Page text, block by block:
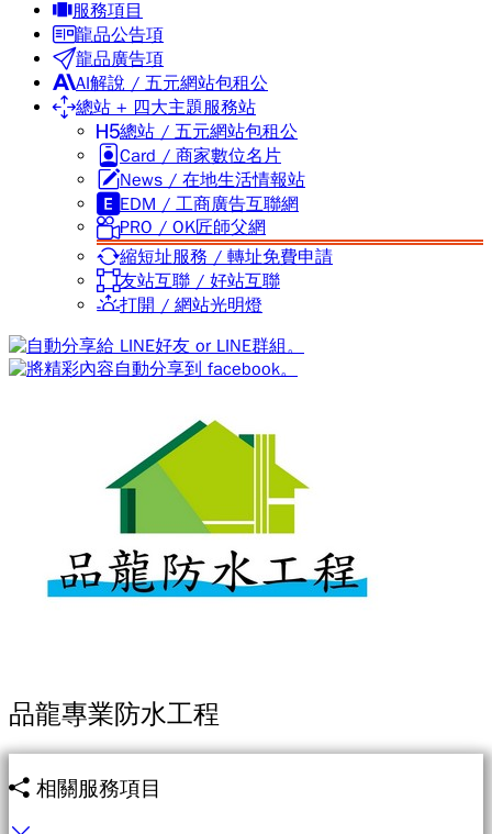
服務項目
龍品公告項
龍品廣告項
AI解說 / 五元網站包租公
總站 + 四大主題服務站
總站 / 五元網站包租公
Card / 商家數位名片
News / 在地生活情報站
EDM / 工商廣告互聯網
PRO / OK匠師父網
縮短址服務 / 轉址免費申請
友站互聯 / 好站互聯
打開 / 網站光明燈
品龍專業防水工程
相關服務項目